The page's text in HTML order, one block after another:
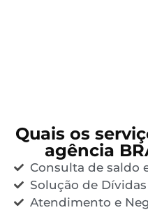
Quais os
agência
Consulta de saldo
Solução de Dívidas
Atendimento e